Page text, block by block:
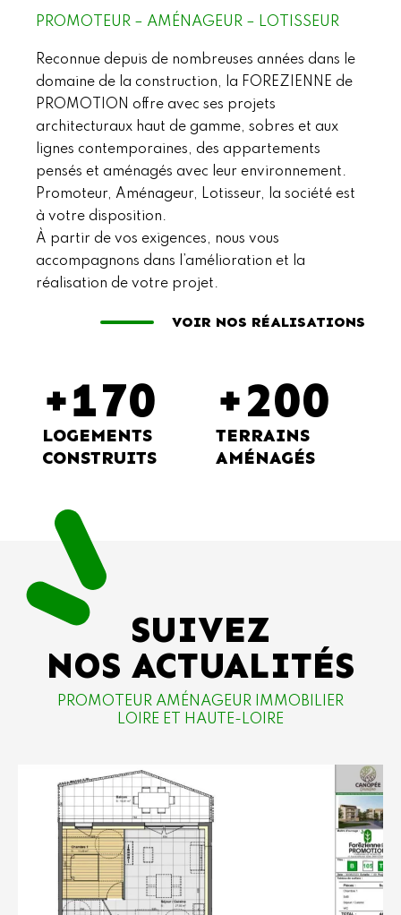
PROMOTEUR – AMÉNAGEUR – LOTISSEUR
Reconnue depuis de nombreuses années dans le
domaine de la construction, la FOREZIENNE de
PROMOTION offre avec ses projets
architecturaux haut de gamme, sobres et aux
lignes contemporaines, des appartements
pensés et aménagés avec leur environnement.
Promoteur, Aménageur, Lotisseur, la société est
à votre disposition.
À partir de vos exigences, nous vous
accompagnons dans l’amélioration et la
réalisation de votre projet.
VOIR NOS RÉALISATIONS
+170
LOGEMENTS
CONSTRUITS
+200
TERRAINS
AMÉNAGÉS
SUIVEZ
NOS ACTUALITÉS
PROMOTEUR AMÉNAGEUR IMMOBILIER
LOIRE ET HAUTE-LOIRE